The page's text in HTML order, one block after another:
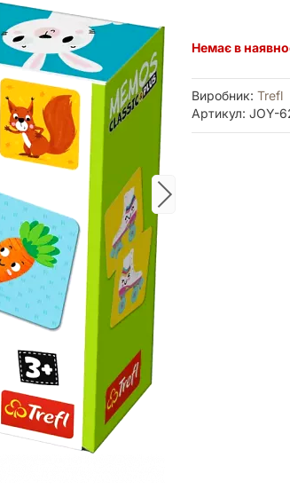
Немає в
Виробник: Trefl
Артикул: JOY-